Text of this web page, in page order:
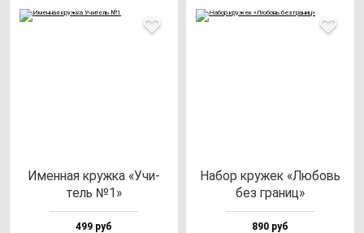
Имен­ная круж­ка «Учи­
тель №1»
499 руб
Набор кру­жек «Любовь
без гра­ниц»
890 руб